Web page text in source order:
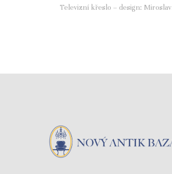
Televizní křeslo – design: Miroslav